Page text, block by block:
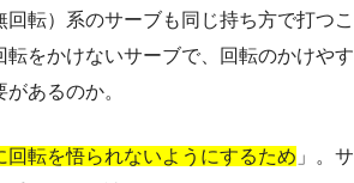
転）系のサーブも同じ持ち方で打つこ
転をかけないサーブで、回転のかけやす
あるのか。
回転を悟られないようにするため 」。サ